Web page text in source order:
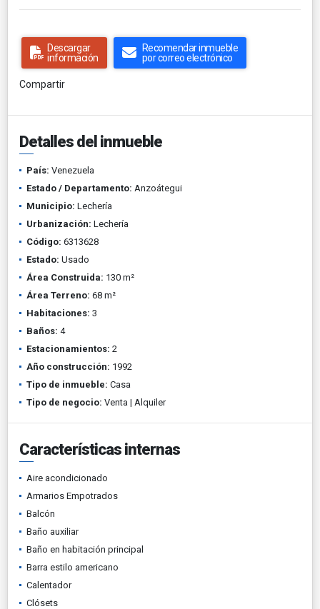
Descargar
información
Recomendar inmueble
por correo electrónico
Compartir
Detalles del inmueble
País: Venezuela
Estado / Departamento: Anzoátegui
Municipio: Lechería
Urbanización: Lechería
Código: 6313628
Estado: Usado
Área Construida: 130 m²
Área Terreno: 68 m²
Habitaciones: 3
Baños: 4
Estacionamientos: 2
Año construcción: 1992
Tipo de inmueble: Casa
Tipo de negocio: Venta | Alquiler
Características internas
Aire acondicionado
Armarios Empotrados
Balcón
Baño auxiliar
Baño en habitación principal
Barra estilo americano
Calentador
Clósets